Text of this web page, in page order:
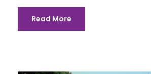
Read More